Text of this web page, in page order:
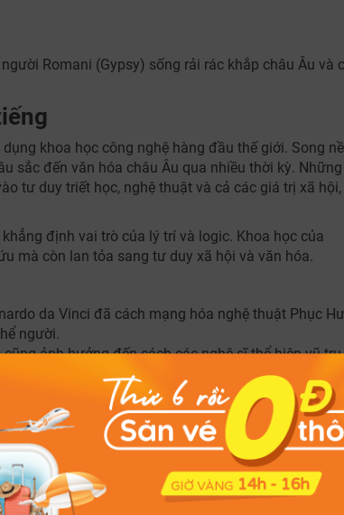
Romani (Gypsy) sống rải rác khắp châu Âu và
khoa học công nghệ hàng đầu thế giới. Song
sắc đến văn hóa châu Âu qua nhiều thời kỳ. Những
tư duy triết học, nghệ thuật và cả các giá trị xã hội,
định vai trò của lý trí và logic. Khoa học của
mà còn lan tỏa sang tư duy xã hội và văn hóa.
da Vinci đã cách mạng hóa nghệ thuật Phục
người.
ảnh hưởng đến cách các nghệ sĩ thể hiện vũ
vòm và cầu của La Mã cổ đại, hay kiến trúc Gothic
trúc của châu Âu qua nhiều thời kỳ.
hóa: